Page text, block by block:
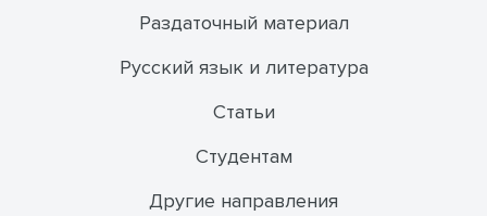
Раздаточный материал
Русский язык и литература
Статьи
Студентам
Другие направления